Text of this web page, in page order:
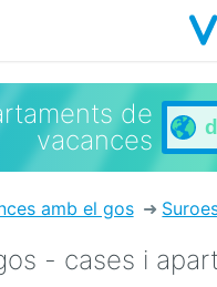
de
vacances
amb el gos
- cases i